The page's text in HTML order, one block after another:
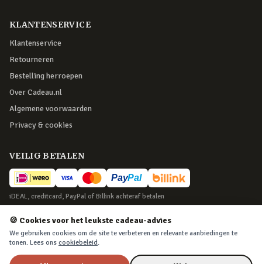
KLANTENSERVICE
Klantenservice
Retourneren
Bestelling herroepen
Over Cadeau.nl
Algemene voorwaarden
Privacy & cookies
VEILIG BETALEN
iDEAL, creditcard, PayPal of Billink achteraf betalen
BEZORGING
Voor 22:45 besteld, morgen in huis. Tot 365 dagen retourneren.
🍪 Cookies voor het leukste cadeau-advies
We gebruiken cookies om de site te verbeteren en relevante aanbiedingen te
tonen. Lees ons cookiebeleid.